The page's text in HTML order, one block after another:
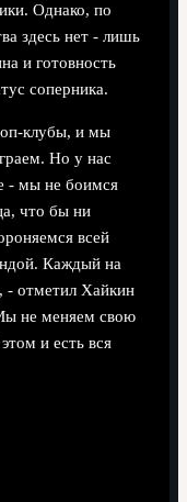
Однако, по
здесь нет - лишь
и готовность
соперника.
клубы, и мы
Но у нас
- мы не боимся
что бы ни
всей
Каждый на
- отметил Хайкин
не меняем свою
и есть вся